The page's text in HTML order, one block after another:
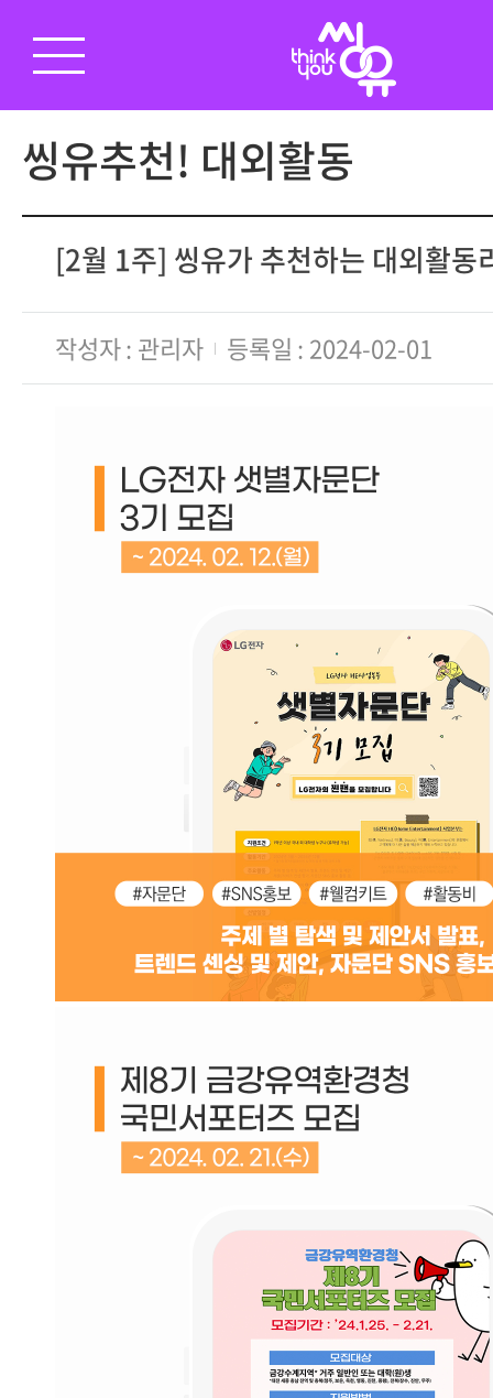
씽유추천! 대외활동
[2월 1주] 씽유가 추천하는 대외활동
작성자 관리자 등록일 2024-02-01